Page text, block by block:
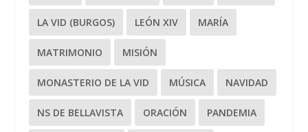
LA VID (BURGOS) LEÓN XIV MARÍA
MATRIMONIO MISIÓN
MONASTERIO DE LA VID MÚSICA NAVIDAD
NS DE BELLAVISTA ORACIÓN PANDEMIA